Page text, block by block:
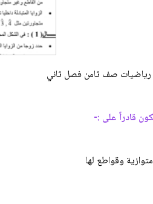
رياضيات صف ثامن فصل ثاني
قادراً على :-
وقواطع لها